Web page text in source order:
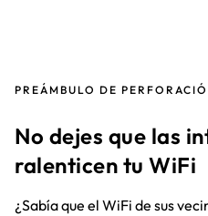
PREÁMBULO DE
No dejes que las
ralenticen tu WiFi
¿Sabía que el WiFi de sus